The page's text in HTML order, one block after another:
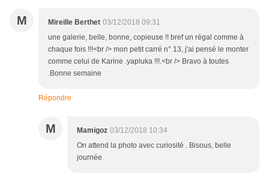
M Mireille Berthet 03/12/2018 09:31
une galerie, belle, bonne, copieuse !! bref un régal comme à
chaque fois !!!<br /> mon petit carré n° 13, j'ai pensé le monter
comme celui de Karine .yapluka !!!.<br /> Bravo à toutes
.Bonne semaine
Répondre
M Mamigoz 03/12/2018 10:34
On attend la photo avec curiosité . Bisous, belle
journée